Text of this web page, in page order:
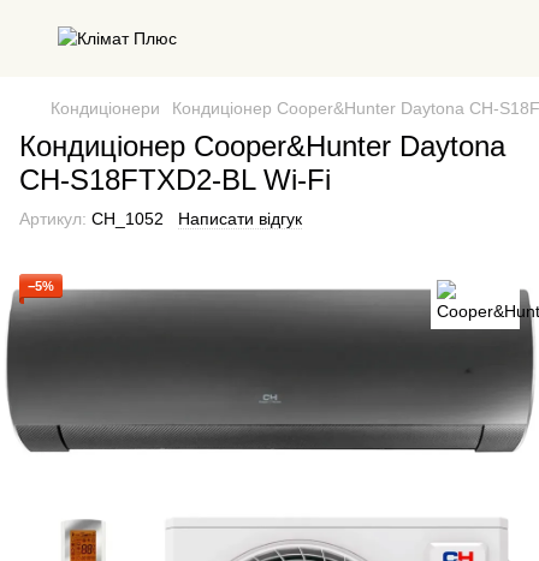
Кондиціонери Кондиціонер Cooper&Hunter Daytona CH-
Кондиціонер Cooper&Hunter Daytona
CH-S18FTXD2-BL Wi-Fi
Артикул: CH_1052 Написати відгук
−5%